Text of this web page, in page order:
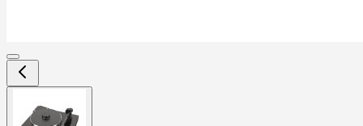
larger
image